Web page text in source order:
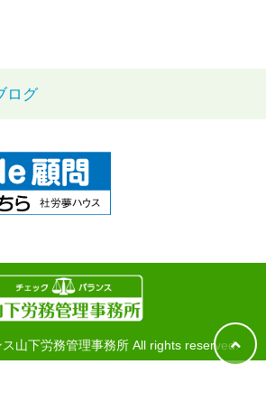
ログ
山下労務管理事務所 All rights reserved.